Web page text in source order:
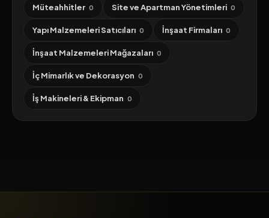
Müteahhitler 0 Site ve Apartman Yönetimleri 0
Yapı Malzemeleri Satıcıları 0 İnşaat Firmaları 0
İnşaat Malzemeleri Mağazaları 0
İç Mimarlık ve Dekorasyon 0
İş Makineleri & Ekipman 0